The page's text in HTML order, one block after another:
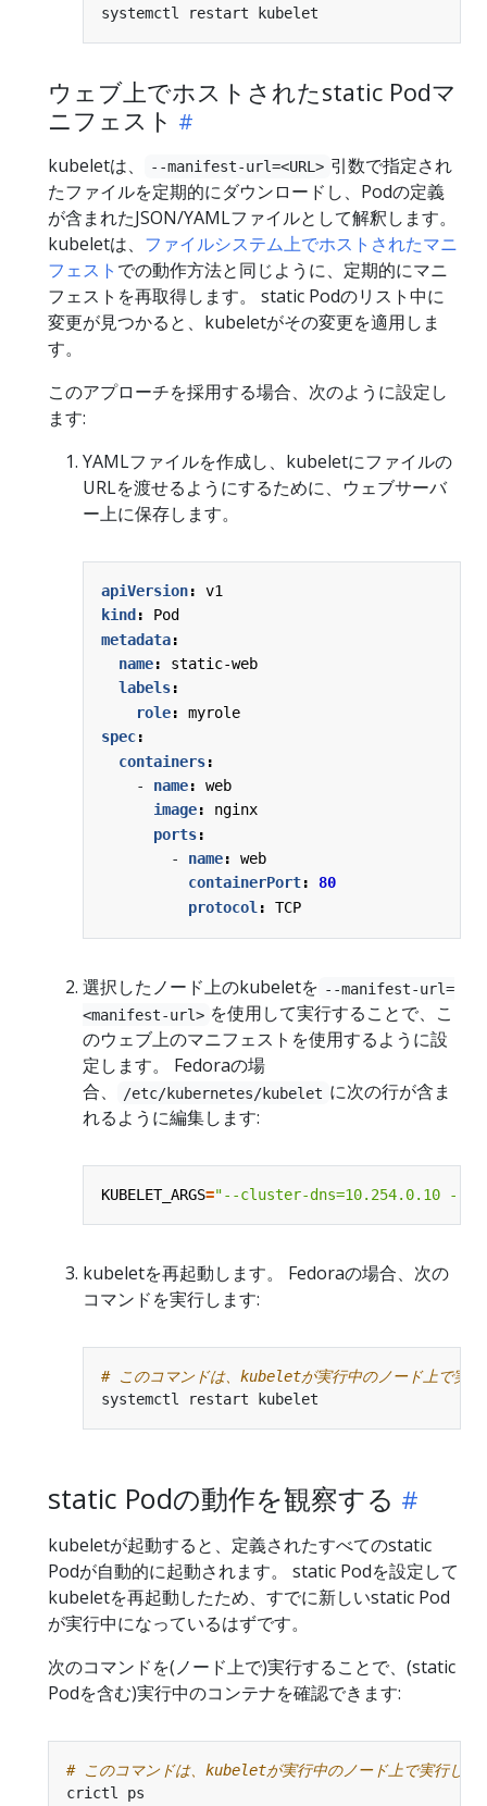
ウェブ上でホストされたstatic Podマ
ニフェスト
kubeletは、 --manifest-url=<URL> 引数で指定され
たファイルを定期的にダウンロードし、Podの定義
が含まれたJSON/YAMLファイルとして解釈します。
kubeletは、 ファイルシステム上でホストされたマニ
フェスト での動作方法と同じように、定期的にマニ
フェストを再取得します。 static Podのリスト中に
変更が見つかると、kubeletがその変更を適用しま
す。
このアプローチを採用する場合、次のように設定し
ます:
YAMLファイルを作成し、kubeletにファイルの
URLを渡せるようにするために、ウェブサーバ
ー上に保存します。
apiVersion:
v1
kind :
Pod
metadata:
name:
static-web
labels:
role:
myrole
spec:
containers:
- name:
web
image:
nginx
ports:
- name:
web
containerPort:
80
protocol : TCP
選択したノード上のkubeletを --manifest-url=
<manifest-url> を使用して実行することで、こ
のウェブ上のマニフェストを使用するように設
定します。 Fedoraの場
合、
/etc/kubernetes/kubelet に次の行が含ま
れるように編集します:
KUBELET_ARGS="--cluster-dns=10.254.0.10 --
kubeletを再起動します。 Fedoraの場合、次の
コマンドを実行します:
# このコマンドは、kubeletが実行中のノード上で実行
static Podの動作を観察する
kubeletが起動すると、定義されたすべてのstatic
Podが自動的に起動されます。 static Podを設定して
kubeletを再起動したため、すでに新しいstatic Pod
が実行中になっているはずです。
次のコマンドを(ノード上で)実行することで、(static
Podを含む)実行中のコンテナを確認できます:
# このコマンドは、kubeletが実行中のノード上で実行して